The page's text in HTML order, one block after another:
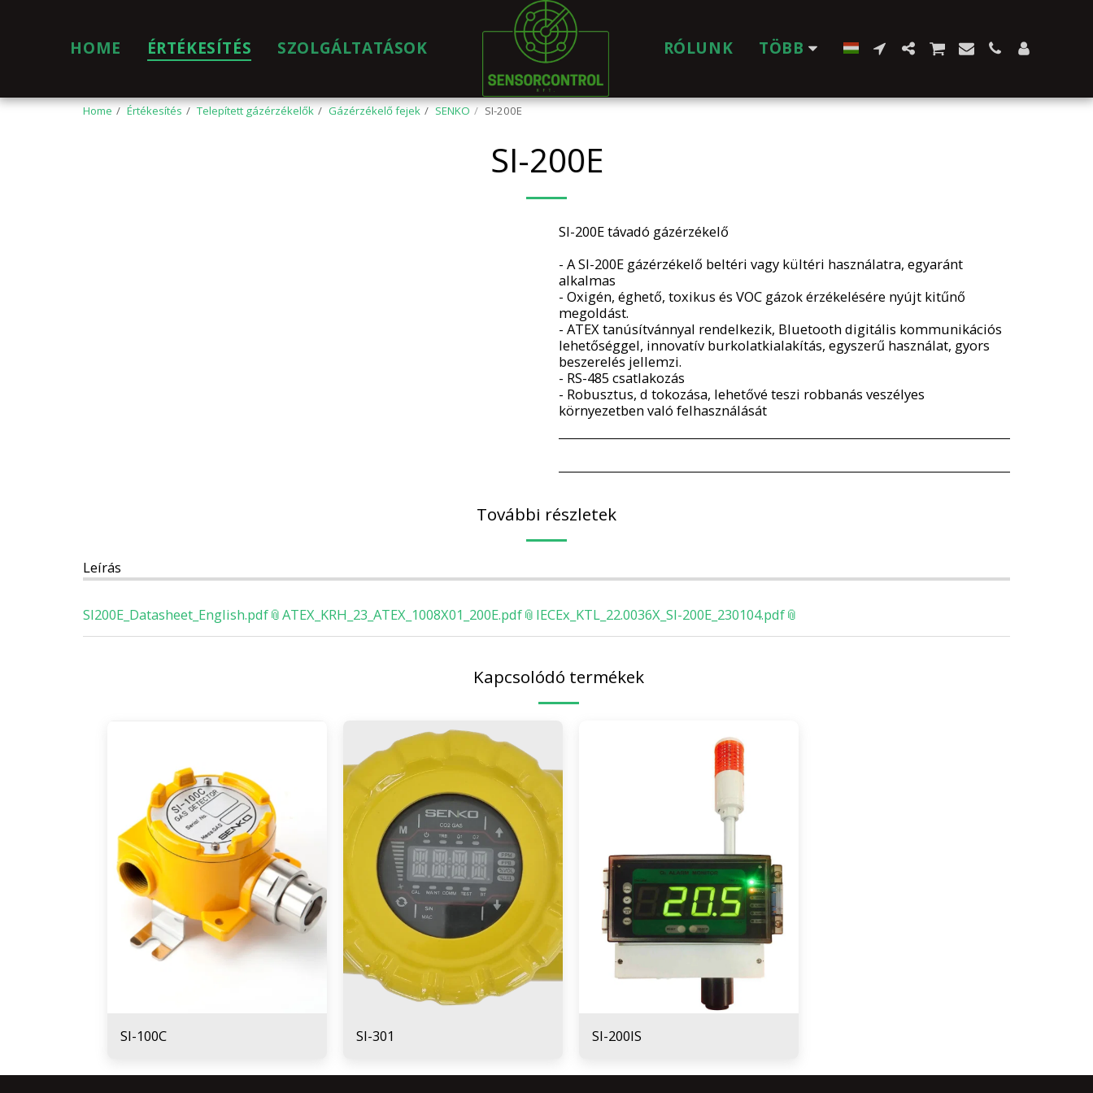
HOME ÉRTÉKESÍTÉS SZOLGÁLTATÁSOK RÓLUNK TÖBB
Home Értékesítés Telepített gázérzékelők Gázérzékelő fejek SENKO SI-200E
SI-200E
SI-200E távadó gázérzékelő
- A SI-200E gázérzékelő beltéri vagy kültéri használatra, egyaránt
alkalmas
- Oxigén, éghető, toxikus és VOC gázok érzékelésére nyújt kitűnő
megoldást.
- ATEX tanúsítvánnyal rendelkezik, Bluetooth digitális kommunikációs
lehetőséggel, innovatív burkolatkialakítás, egyszerű használat, gyors
beszerelés jellemzi.
- RS-485 csatlakozás
- Robusztus, d tokozása, lehetővé teszi robbanás veszélyes
környezetben való felhasználását
További részletek
Leírás
SI200E_Datasheet_English.pdf ATEX_KRH_23_ATEX_1008X01_200E.pdf IECEx_KTL_22.0036X_SI-200E_230104.pdf
Kapcsolódó termékek
SI-100C SI-301 SI-200IS